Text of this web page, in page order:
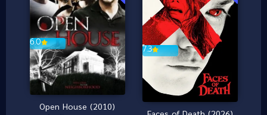
6.0
Open House (2010)
7.3